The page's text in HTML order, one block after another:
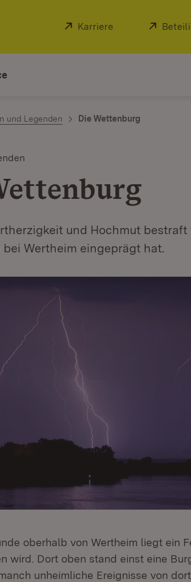
Extern:
Karriere (Öffnet in
und Legenden Die Wettenburg
und Hochmut
bei Wertheim eingeprägt hat.
oberhalb von Wertheim liegt ein
wird. Dort oben stand einst eine
unheimliche Ereignisse von